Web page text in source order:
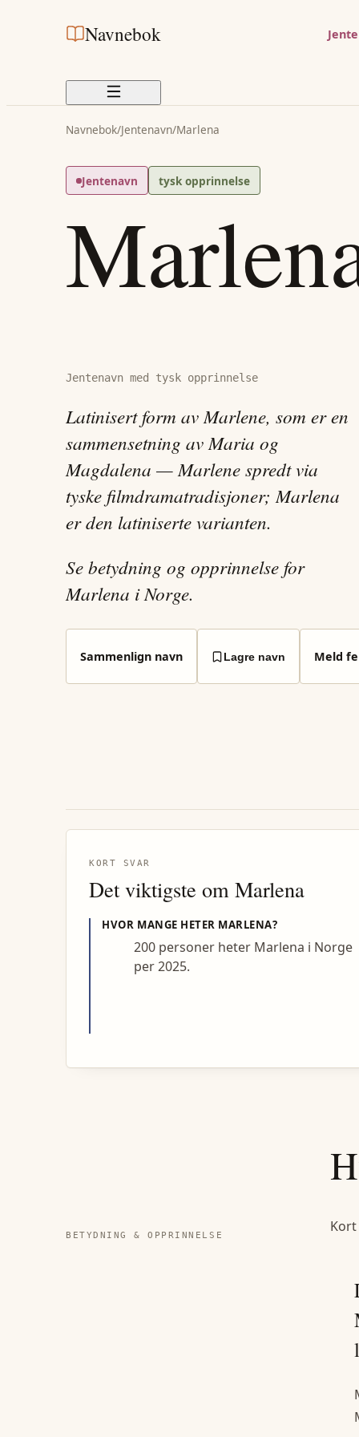
Navnebok
Navnebok/Jentenavn/Marlena
Jentenavn tysk opprinnelse
Jentenavn med tysk opprinnelse
Latinisert form av Marlene, som er en
sammensetning av Maria og
Magdalena — Marlene spredt via
tyske filmdramatradisjoner; Marlena
er den latiniserte varianten.
Se betydning og opprinnelse for
Marlena i Norge.
Sammenlign navn Lagre navn Meld
KORT SVAR
Det viktigste om Marlena
HVOR MANGE HETER MARLENA?
200 personer heter Marlena i Norge
per 2025.
BETYDNING & OPPRINNELSE